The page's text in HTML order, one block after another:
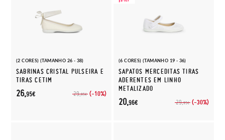
(2 CORES) (TAMANHO 26 - 38)
SABRINAS CRISTAL PULSEIRA E
TIRAS CETIM
29,95€ (-10%)
26,95€
(6 CORES) (TAMANHO 19 - 36)
SAPATOS MERCEDITAS TIRAS
ADERENTES EM LINHO
METALIZADO
29,95€ (-30%)
20,96€